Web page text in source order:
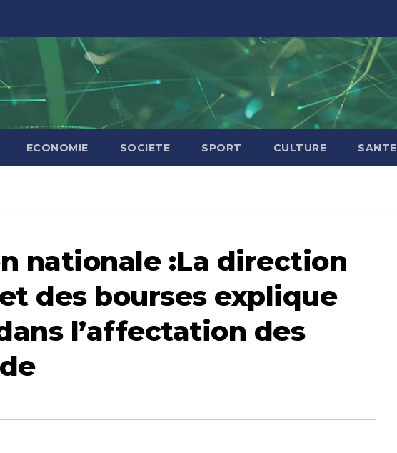
ECONOMIE SOCIETE SPORT CULTURE SANTE
nationale :La direction
des bourses explique
l’affectation des